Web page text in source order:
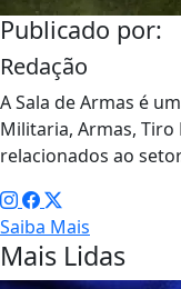
Publicado por:
Redação
A Sala de Armas é
Militaria, Armas, Tiro
relacionados ao
Saiba Mais
Mais Lidas